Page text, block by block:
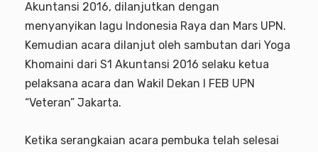
Akuntansi 2016, dilanjutkan dengan
menyanyikan lagu Indonesia Raya dan Mars UPN.
Kemudian acara dilanjut oleh sambutan dari Yoga
Khomaini dari S1 Akuntansi 2016 selaku ketua
pelaksana acara dan Wakil Dekan I FEB UPN
“Veteran” Jakarta.
Ketika serangkaian acara pembuka telah selesai